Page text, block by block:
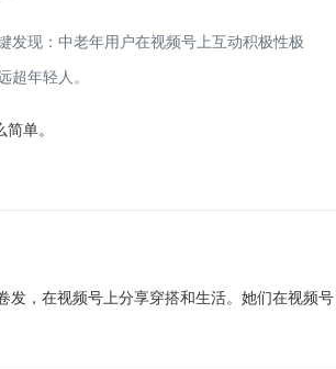
发现：中老年用户在视频号上互动积极性极
超年轻人。
单。
发，在视频号上分享穿搭和生活。她们在视频号